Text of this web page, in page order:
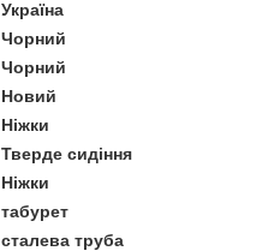
Україна
Чорний
Чорний
Новий
Ніжки
Тверде сидіння
Ніжки
табурет
сталева труба